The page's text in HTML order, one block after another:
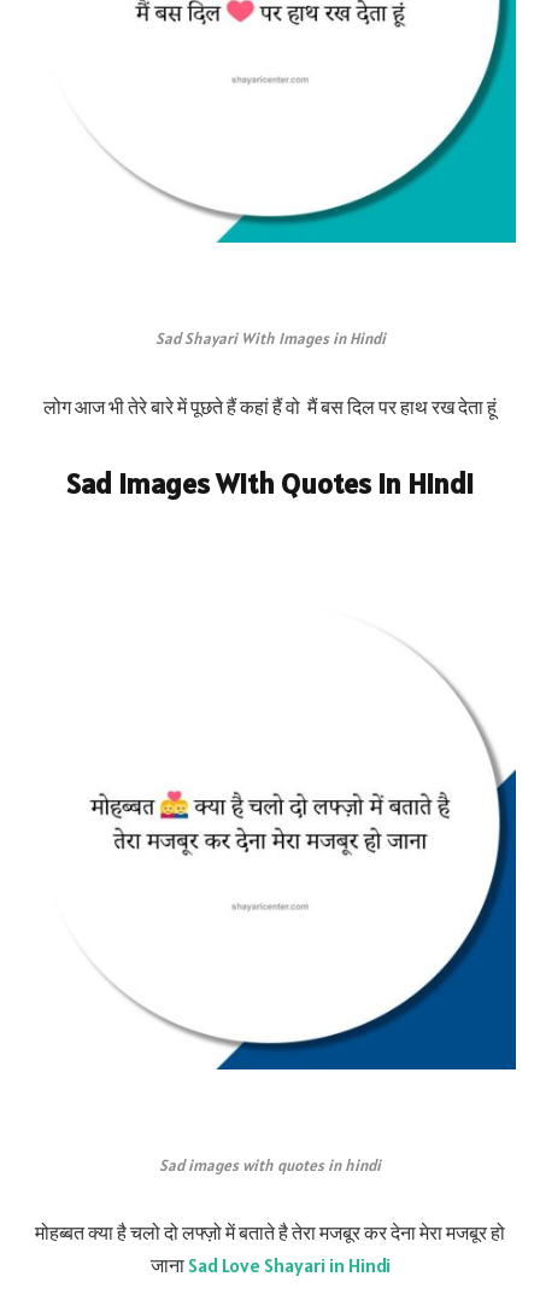
Sad Shayari With Images in Hindi
लोग आज भी तेरे बारे में पूछते हैं ‎कहां हैं वो ‎ मैं बस दिल पर हाथ रख देता हूं
Sad Images With Quotes in Hindi
Sad images with quotes in hindi
मोहब्बत क्या है चलो दो लफ्ज़ो में बताते है तेरा मजबूर कर देना मेरा मजबूर हो
जाना Sad Love Shayari in Hindi